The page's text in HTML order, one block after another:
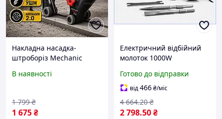
Накладна насадка-
штроборіз Mechanic
УШМ диск 125 мм для
В наявності
1 675₴
1 799 ₴
Електричний відбійний
молоток 1000W
демонтажу бетону та
штроблення поверхонь
стін МШоп1
Готово до відправки
від466₴/міс
2 798.50₴
4 664.20 ₴